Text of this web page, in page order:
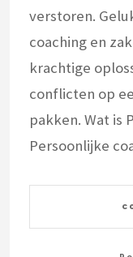
verstoren.
coaching en
krachtige
conflicten op
pakken. Wat is
Persoonlijke